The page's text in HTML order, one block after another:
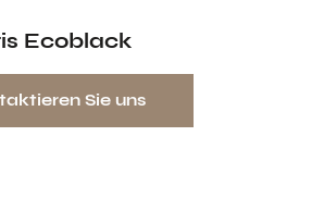
Ecoblack
Sie uns